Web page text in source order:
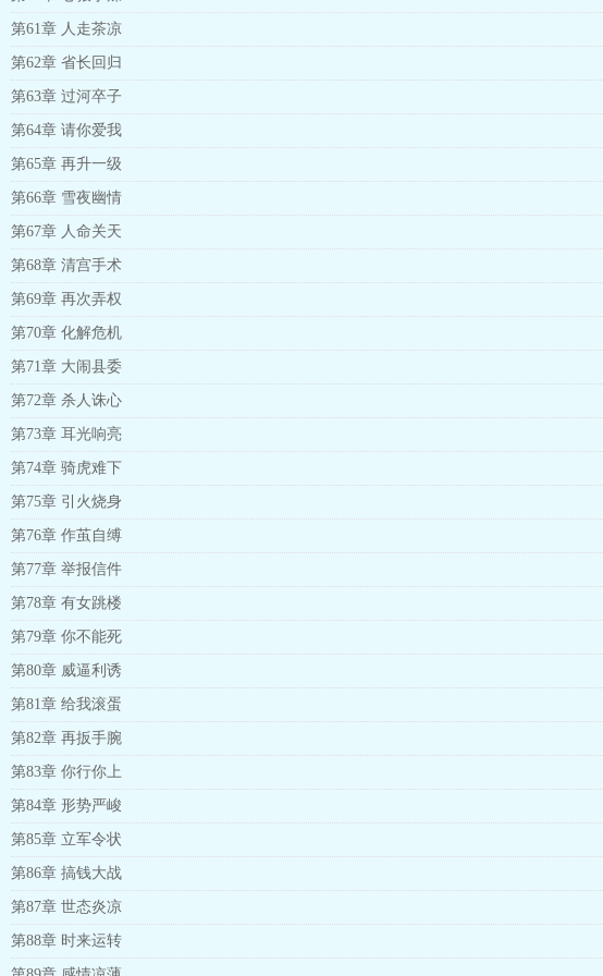
第61章 人走茶凉
第62章 省长回归
第63章 过河卒子
第64章 请你爱我
第65章 再升一级
第66章 雪夜幽情
第67章 人命关天
第68章 清宫手术
第69章 再次弄权
第70章 化解危机
第71章 大闹县委
第72章 杀人诛心
第73章 耳光响亮
第74章 骑虎难下
第75章 引火烧身
第76章 作茧自缚
第77章 举报信件
第78章 有女跳楼
第79章 你不能死
第80章 威逼利诱
第81章 给我滚蛋
第82章 再扳手腕
第83章 你行你上
第84章 形势严峻
第85章 立军令状
第86章 搞钱大战
第87章 世态炎凉
第88章 时来运转